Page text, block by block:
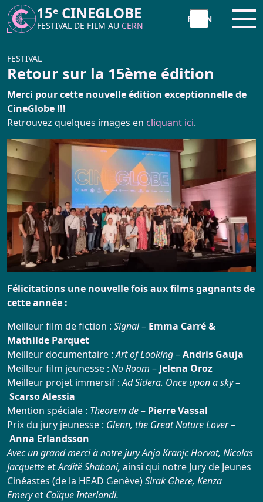
15ᵉ CINEGLOBE
FESTIVAL DE FILM AUCERN
FESTIVAL
Retour sur la 15ème édition
Merci pour cette nouvelle édition exceptionnelle de
CineGlobe !!!
Retrouvez quelques images en cliquant ici.
Félicitations une nouvelle fois aux films gagnants de
cette année :
Meilleur film de fiction : Signal– Emma Carré &
Mathilde Parquet
Meilleur documentaire :Art of Looking–Andris Gauja
Meilleur film jeunesse : No Room – Jelena Oroz
Meilleur projet immersif :Ad Sidera. Once upon a sky–
Scarso Alessia
Mention spéciale : Theorem de– Pierre Vassal
Prix du jury jeunesse : Glenn, the Great Nature Lover–
Anna Erlandsson
Avec un grand merci à notre jury Anja Kranjc Horvat, Nicolas
JacquetteetArditë Shabani, ainsi qui notre Jury de Jeunes
Cinéastes (de la HEAD Genève)Sirak Ghere, Kenza
Emeryet Caïque Interlandi.
15ᵉ CINEGLOBE
FESTIVAL DE FILM AUCERN
CineGlobe ?
Partenaires
Newsletter
Contact
INITIATIVE
Atelier Animation Moviola
Atelier Tetra Pak Camera
Cinema Caravane
Minima Cinema
FESTIVAL
Programme 2026
CineGlobe 2026 – Photo Album
Retour sur la 15ème édition
Infos Pratiques
ARCHIVES
Actualités
Répertoire